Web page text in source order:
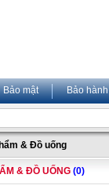
Bảo mật Bảo hành
& Đồ uống
& ĐỒ UỐNG (0)